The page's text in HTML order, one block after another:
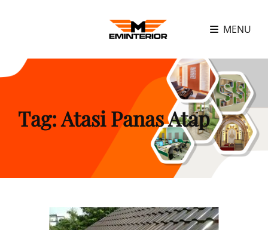
MENU
Tag:Atasi Panas Atap